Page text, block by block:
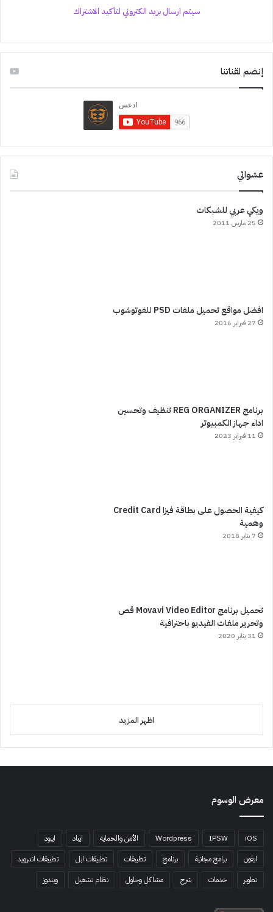
سيتم ارسال بريد الكتروني لتأكيد الاشتراك
إنضم لقناتنا
عشوائي
ويكي عربي للشبكات
25 مارس 2011
افضل مواقع تحميل ملفات PSD للفوتوشوب
27 فبراير 2016
برنامج REG ORGANIZER تنظيف وتحسين
اداء جهاز الكمبيوتر
11 فبراير 2023
كيفية الحصول على بطاقة فيزا Credit Card
وهمية
7 يناير 2018
تحميل برنامج Movavi Video Editor قص
وتحرير ملفات الفيديو باحترافية
31 يناير 2020
اظهر المزيد
معرض الوسوم
iOS
IPSW
Wordpress الأمن والحماية ايباد
ايبود
ايفون
برامج مجانية برنامج تطبيقات تطبيقات ابل
تطبيقات اندرويد
تطوير
خدمات شرح مشاكل وحلول نظام تشغيل ويندوز